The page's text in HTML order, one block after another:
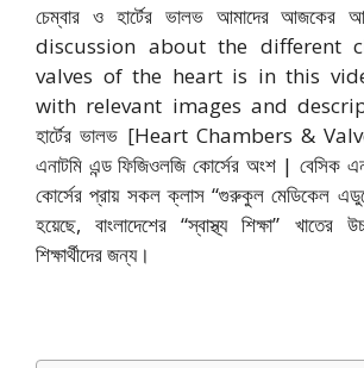
চেম্বার ও হার্টের ভালভ আমাদের আজকের
discussion about the different
valves of the heart is in this
with relevant images and
হার্টের ভালভ [Heart Chambers &
এনাটমি এন্ড ফিজিওলজি কোর্সের অংশ | বেসিক
কোর্সের প্রায় সকল ক্লাস “গুরুকুল মেডিকেল
হয়েছে, বাংলাদেশের “স্বাস্থ্য শিক্ষা” খাতের
শিক্ষার্থীদের জন্য।